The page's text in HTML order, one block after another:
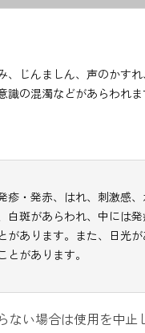
、じんましん、声のかす
識の混濁などがあらわれま
疹・発赤、はれ、刺激感
白斑があらわれ、中には
があります。また、日光
とがあります。
ない場合は使用を中止